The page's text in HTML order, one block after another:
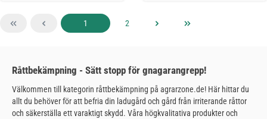
Sida
1 Sida
2
Råttbekämpning - Sätt stopp för gnagarangrepp!
Välkommen till kategorin råttbekämpning på agrarzone.de! Här hittar du
allt du behöver för att befria din ladugård och gård från irriterande råttor
och säkerställa ett varaktigt skydd. Våra högkvalitativa produkter och